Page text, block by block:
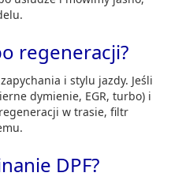
regeneracji?
i stylu jazdy. Jeśli
dymienie, EGR, turbo) i
w trasie, filtr
DPF?